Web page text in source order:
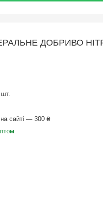
ДОБРИВО
сайті — 300 ₴